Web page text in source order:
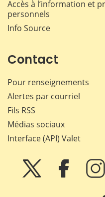
Accès à l’information et
personnels
Info Source
Contact
Pour renseignements
Alertes par courriel
Fils RSS
Médias sociaux
Interface (API) Valet